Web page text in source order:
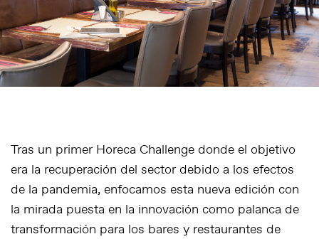
Tras un primer Horeca Challenge donde el objetivo
era la recuperación del sector debido a los efectos
de la pandemia, enfocamos esta nueva edición con
la mirada puesta en la innovación como palanca de
transformación para los bares y restaurantes de